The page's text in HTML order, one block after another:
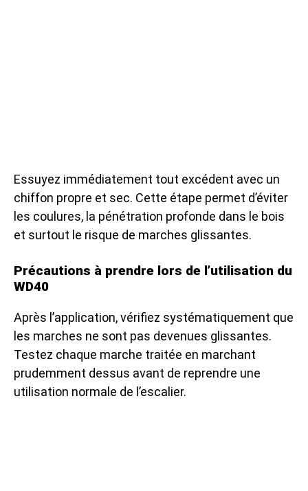
Essuyez immédiatement tout excédent avec un
chiffon propre et sec. Cette étape permet d’éviter
les coulures, la pénétration profonde dans le bois
et surtout le risque de marches glissantes.
Précautions à prendre lors de l’utilisation du
WD40
Après l’application, vérifiez systématiquement que
les marches ne sont pas devenues glissantes.
Testez chaque marche traitée en marchant
prudemment dessus avant de reprendre une
utilisation normale de l’escalier.